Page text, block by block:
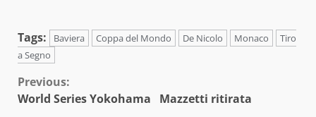
Tags: Baviera Coppa del Mondo De Nicolo Monaco
Tiro
a Segno
Continue
Previous:
World Series Yokohama Mazzetti ritirata